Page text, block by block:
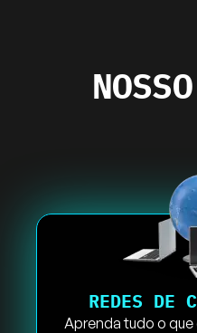
NOSSO
REDES DE
Aprenda tudo o